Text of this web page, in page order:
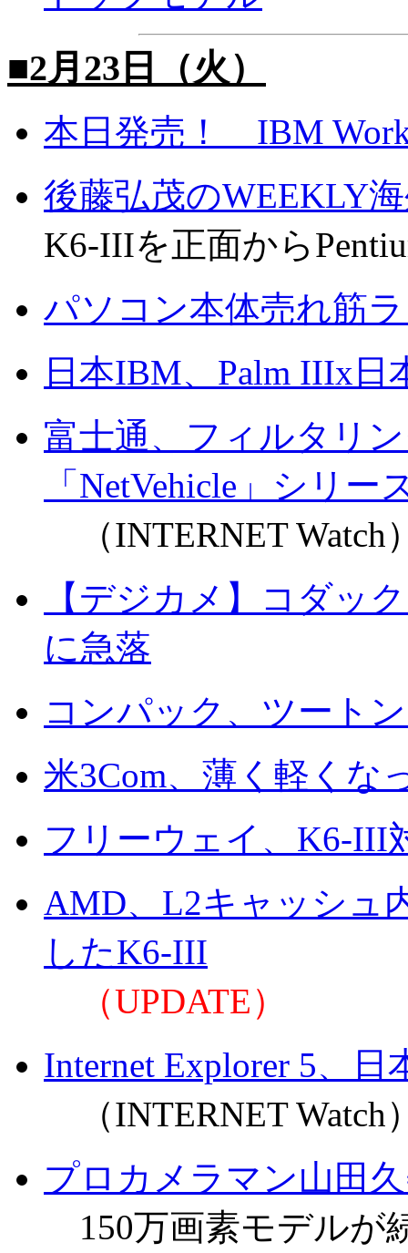
■2月23日（火）
本日発売！ IBM
後藤弘茂のWEEKLY
K6-IIIを正面から
パソコン本体売れ筋
日本IBM、Palm IIIx日
富士通、フィルタリ
「NetVehicle」シリー
（INTERNET Watch
【デジカメ】コダッ
に急落
コンパック、ツート
米3Com、薄く軽くな
フリーウェイ、K6-III
AMD、L2キャッシュ
したK6-III
（UPDATE）
Internet Explorer 5、
（INTERNET Watch
プロカメラマン山田
150万画素モデルが